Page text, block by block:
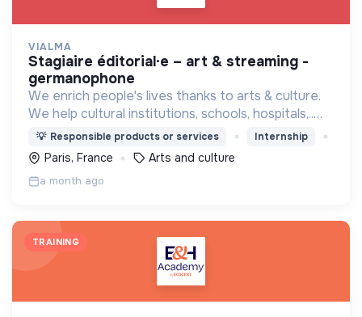
VIALMA
stagiaire éditorial·e – art & streaming -
germanophone
We enrich people's lives thanks to arts & culture.
We help cultural institutions, schools, hospitals,..
improve their audiences' well-being with curated
programmes available through streaming.
💡 Responsible products or services Internship
Paris, France Arts and culture
a month ago
TRAINING